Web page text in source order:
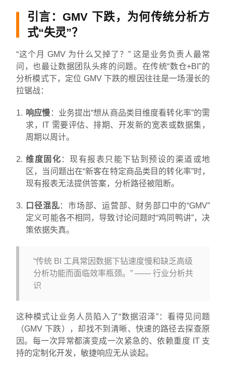
引言：GMV 下跌，为何传统分析方
式“失灵”？
“这个月 GMV 为什么又掉了？” 这是业务负责人最常
问，也最让数据团队头疼的问题。在传统“数仓+BI”的
分析模式下，定位 GMV 下跌的根因往往是一场漫长的
拉锯战：
响应慢 ：业务提出“想从商品类目维度看转化率”的需
求，IT 需要评估、排期、开发新的宽表或数据集，
周期以周计。
维度固化 ：现有报表只能下钻到预设的渠道或地
区，当问题出在“新客在特定商品类目的转化率”时，
现有报表无法提供答案，分析路径被阻断。
口径混乱：市场部、运营部、财务部口中的“GMV”
定义可能各不相同，导致讨论问题时“鸡同鸭讲”，决
策依据失真。
“传统 BI 工具常因数据下钻速度慢和缺乏高级
分析功能而面临效率瓶颈。” —— 行业分析共
识
这种模式让业务人员陷入了“数据沼泽”：看得见问题
（GMV 下跌），却找不到清晰、快速的路径去探查原
因。每一次异常都演变成一次紧急的、依赖重度 IT 支
持的定制化开发，敏捷响应无从谈起。